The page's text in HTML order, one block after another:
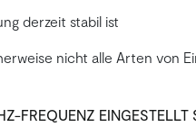
derzeit stabil ist
nicht alle Arten von
FREQUENZ EINGESTELLT